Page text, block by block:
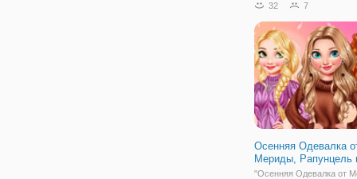
ухаживать за
поступил в отделение
помощи.
32 7
Осенняя Одевалка
Мериды, Рапунцель
"Осенняя Одевалка от